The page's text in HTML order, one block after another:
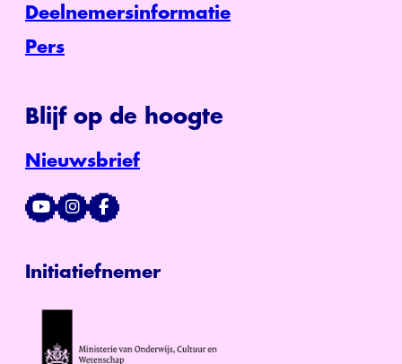
Deelnemersinformatie
Pers
Blijf op de hoogte
Nieuwsbrief
Initiatiefnemer